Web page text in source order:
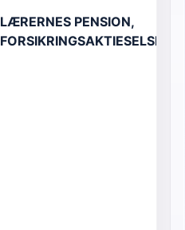
LÆRERNES PENSION,
FORSIKRINGSAKTIESELSKAB